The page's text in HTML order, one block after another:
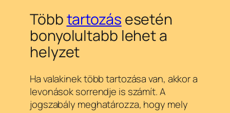
Többtartozás esetén
bonyolultabb lehet a
helyzet
Ha valakinek több tartozása van, akkor a
levonások sorrendje is számít. A
jogszabály meghatározza, hogy mely